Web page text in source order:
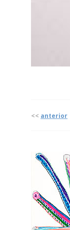
<< anterior